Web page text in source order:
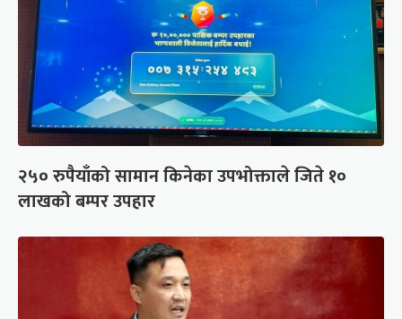
२५० रुपैयाँको सामान किनेका उपभोक्ताले जिते १०
लाखको बम्पर उपहार